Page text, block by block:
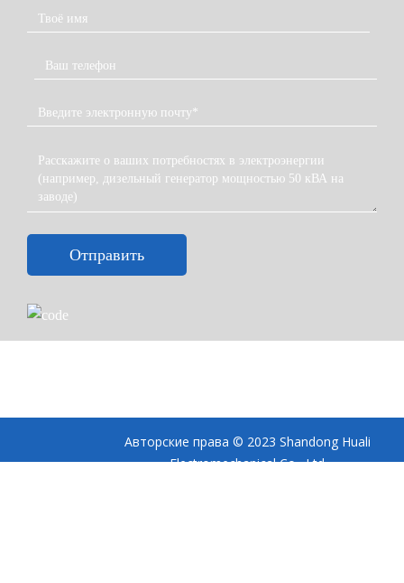
Отправить
Авторские права © 2023 Shandong Huali
Electromechanical Co., Ltd